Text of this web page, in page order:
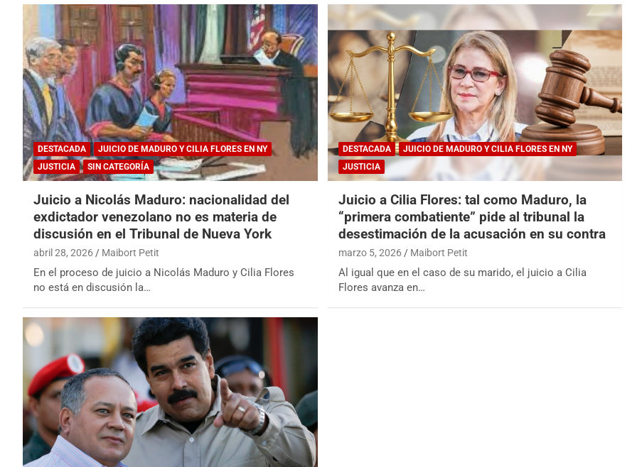
DESTACADA
JUICIO DE MADURO Y CILIA FLORES EN NY
JUSTICIA
SIN CATEGORÍA
Juicio a Nicolás Maduro: nacionalidad del
exdictador venezolano no es materia de
discusión en el Tribunal de Nueva York
abril 28, 2026 Maibort Petit
En el proceso de juicio a Nicolás Maduro y Cilia Flores
no está en discusión la…
DESTACADA
JUICIO DE MADURO Y CILIA FLORES EN NY
JUSTICIA
Juicio a Cilia Flores: tal como Maduro, la
“primera combatiente” pide al tribunal la
desestimación de la acusación en su contra
marzo 5, 2026 Maibort Petit
Al igual que en el caso de su marido, el juicio a Cilia
Flores avanza en…